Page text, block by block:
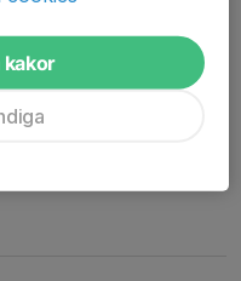
cup i Umeå den 4–6
dessutom arrangören
kakor